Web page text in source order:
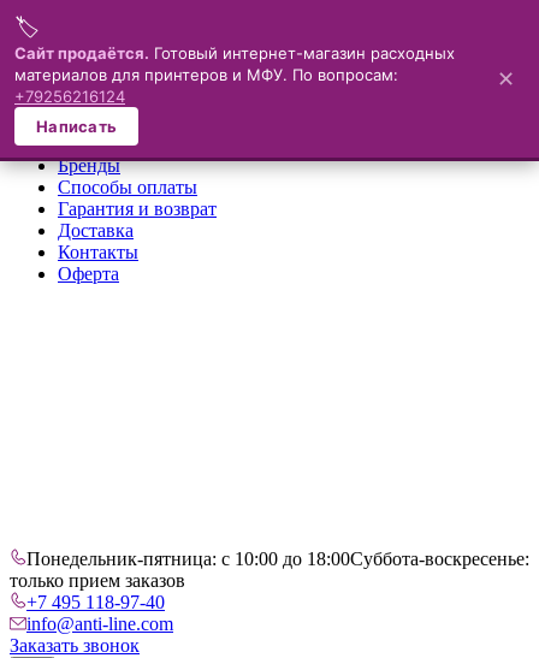
Меню
×
О компании
Каталог
Бренды
Способы оплаты
Гарантия и возврат
Доставка
Контакты
Оферта
Понедельник-пятница: с 10:00 до 18:00Суббота-воскресенье:
только прием заказов
+7 495 118-97-40
info@anti-line.com
Заказать звонок
🏷️
Сайт продаётся. Готовый интернет-магазин расходных
материалов для принтеров и МФУ. По вопросам:
+79256216124
Написать
✕